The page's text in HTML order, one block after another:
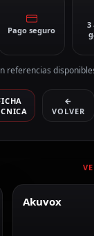
Pago seguro
3
referencias
←
VOLVER
Akuvox